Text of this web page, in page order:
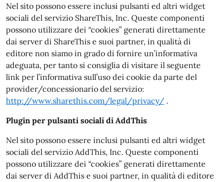
Nel sito possono essere inclusi pulsanti ed altri widget
sociali del servizio ShareThis, Inc. Queste componenti
possono utilizzare dei “cookies” generati direttamente
dai server di ShareThis e suoi partner, in qualità di
editore non siamo in grado di fornire un’informativa
adeguata, per tanto si consiglia di visitare il seguente
link per l’informativa sull’uso dei cookie da parte del
provider/concessionario del servizio:
http://www.sharethis.com/legal/privacy/ .
Plugin per pulsanti sociali di AddThis
Nel sito possono essere inclusi pulsanti ed altri widget
sociali del servizio AddThis, Inc. Queste componenti
possono utilizzare dei “cookies” generati direttamente
dai server di AddThis e suoi partner, in qualità di editore